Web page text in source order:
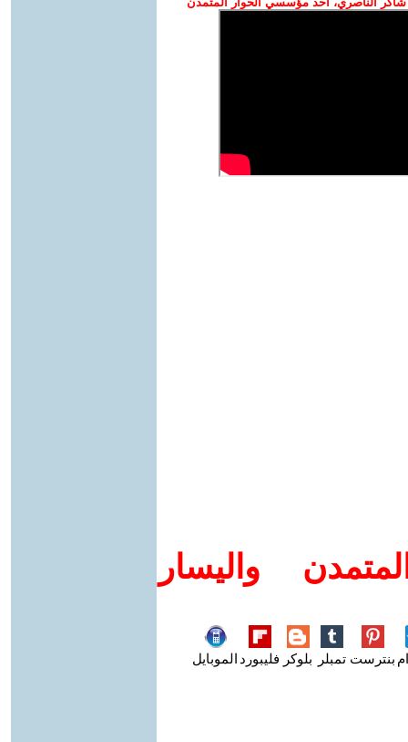
واليسار
بنترست تمبلر بلوكر فليبورد الموبايل